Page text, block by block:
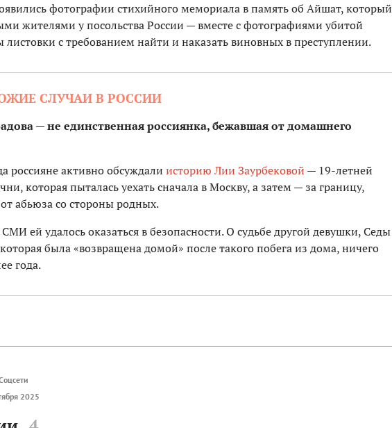
фотографии стихийного мемориала в память об Айшат, который
жителями у посольства России — вместе с фотографиями убитой
с требованием найти и наказать виновных в преступлении.
СЛУЧАИ В РОССИИ
— не единственная россиянка, бежавшая от домашнего
россияне активно обсуждали историю Лии Заурбековой — 19-летней
которая пыталась уехать сначала в Москву, а затем — за границу,
абьюза со стороны родных.
СМИ ей удалось оказаться в безопасности. О судьбе другой девушки, Седы
была «возвращена домой» после такого побега из дома, ничего
года.
2025